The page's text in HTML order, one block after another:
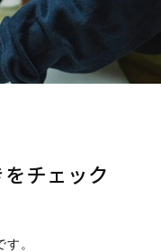
チェック
。